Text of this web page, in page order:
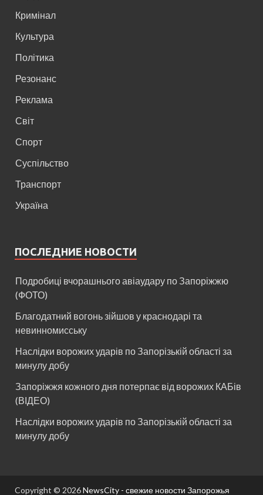
Кримінал
Культура
Політика
Резонанс
Реклама
Світ
Спорт
Суспільство
Транспорт
Україна
ПОСЛЕДНИЕ НОВОСТИ
Подробиці вчорашнього авіаудару по Запоріжжю
(ФОТО)
Благодатний вогонь зійшов у краснодарі та
невинномисську
Наслідки ворожих ударів по Запорізькій області за
минулу добу
Запоріжжя кожного дня потерпає від ворожих КАБів
(ВІДЕО)
Наслідки ворожих ударів по Запорізькій області за
минулу добу
Copyright © 2026NewsCity - свежие новости Запорожья